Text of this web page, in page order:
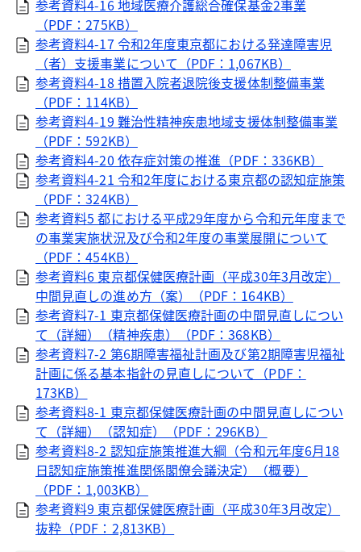
参考資料4-16 地域医療介護総合確保基金2事業
（PDF：275KB）
参考資料4-17 令和2年度東京都における発達障害児
（者）支援事業について（PDF：1,067KB）
参考資料4-18 措置入院者退院後支援体制整備事業
（PDF：114KB）
参考資料4-19 難治性精神疾患地域支援体制整備事業
（PDF：592KB）
参考資料4-20 依存症対策の推進（PDF：336KB）
参考資料4-21 令和2年度における東京都の認知症施策
（PDF：324KB）
参考資料5 都における平成29年度から令和元年度まで
の事業実施状況及び令和2年度の事業展開について
（PDF：454KB）
参考資料6 東京都保健医療計画（平成30年3月改定）
中間見直しの進め方（案）（PDF：164KB）
参考資料7-1 東京都保健医療計画の中間見直しについ
て（詳細）（精神疾患）（PDF：368KB）
参考資料7-2 第6期障害福祉計画及び第2期障害児福祉
計画に係る基本指針の見直しについて（PDF：
173KB）
参考資料8-1 東京都保健医療計画の中間見直しについ
て（詳細）（認知症）（PDF：296KB）
参考資料8-2 認知症施策推進大綱（令和元年度6月18
日認知症施策推進関係閣僚会議決定）（概要）
（PDF：1,003KB）
参考資料9 東京都保健医療計画（平成30年3月改定）
抜粋（PDF：2,813KB）